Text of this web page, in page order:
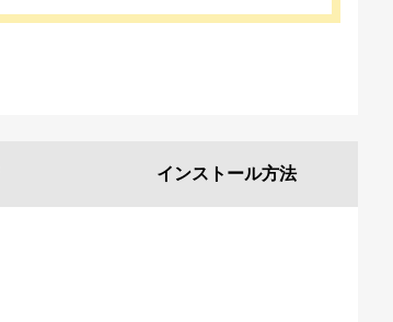
インストール方法